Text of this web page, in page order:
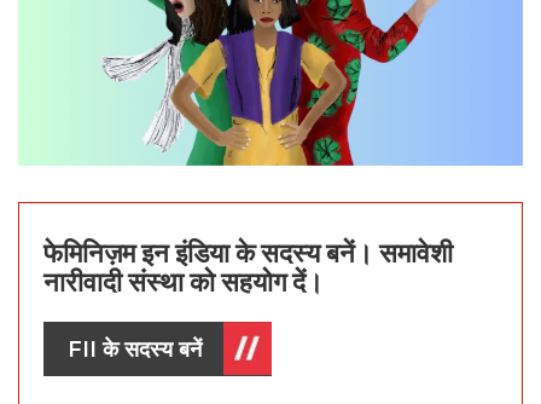
फेमिनिज़म इन इंडिया के सदस्य बनें। समावेशी
नारीवादी संस्था को सहयोग दें।
FII के सदस्य बनें